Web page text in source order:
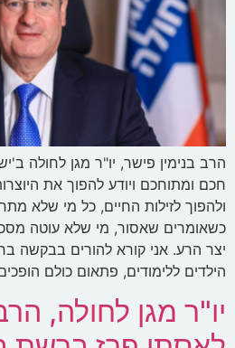
הרב בנימין פישר, יו"ר מגן לחולה
חכם ומתוחכם ויודע להפוך את
ולהפוך לזילות החיים, כל מי שלא
כשאומרים שאסור, מי שלא עוטה
יצר הרע. אני קורא להורים בבקשה
הילדים ללימודים, פתאום כולם
יו"ר מגן לחולה,